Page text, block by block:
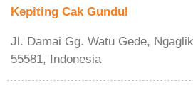
Kepiting Cak Gundul
Jl. Damai Gg. Watu Gede,
55581, Indonesia